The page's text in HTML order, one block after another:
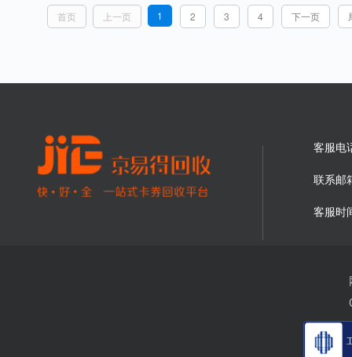
次，中国移动话费充值卡
首页 上一页 1 2 3 4 下一页
客服电
联系邮
客服时